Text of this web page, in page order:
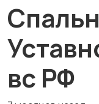
вс РФ